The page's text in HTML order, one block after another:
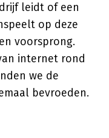
leidt of een
op deze
voorsprong.
internet rond
we de
bevroeden.